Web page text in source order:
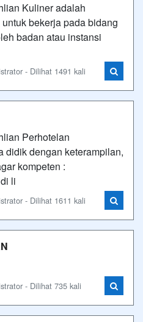
Kuliner adalah
bekerja pada bidang
badan atau instansi
- Dilihat 1491 kali
Perhotelan
didik dengan keterampilan,
kompeten :
li
- Dilihat 1611 kali
- Dilihat 735 kali